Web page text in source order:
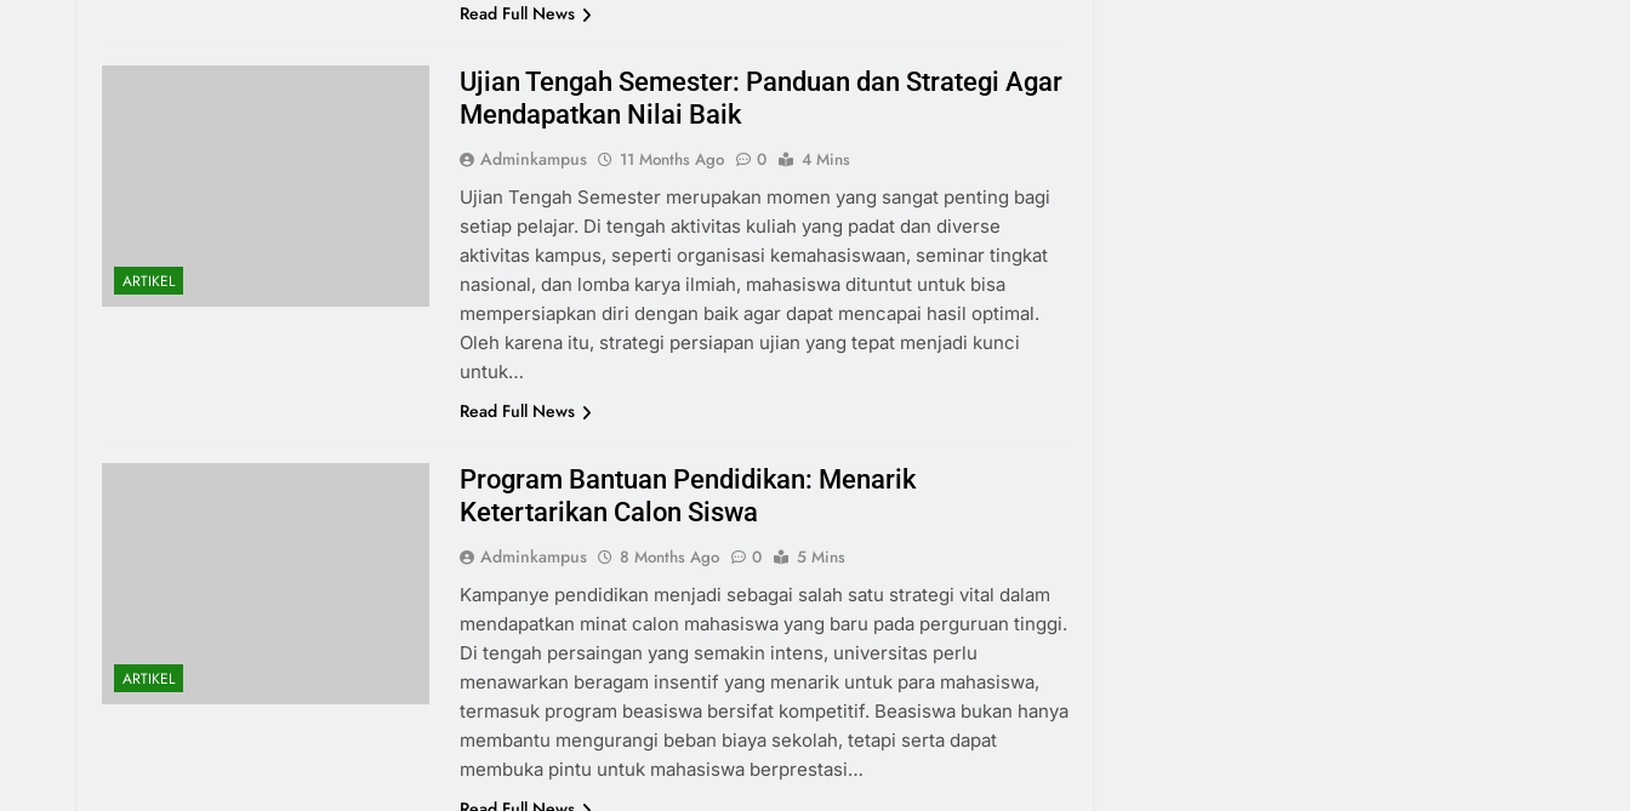
Read Full News
ARTIKEL
Ujian Tengah Semester: Panduan dan Strategi Agar
Mendapatkan Nilai Baik
Adminkampus 11 Months Ago 0
4 Mins
Ujian Tengah Semester merupakan momen yang sangat penting bagi
setiap pelajar. Di tengah aktivitas kuliah yang padat dan diverse
aktivitas kampus, seperti organisasi kemahasiswaan, seminar tingkat
nasional, dan lomba karya ilmiah, mahasiswa dituntut untuk bisa
mempersiapkan diri dengan baik agar dapat mencapai hasil optimal.
Oleh karena itu, strategi persiapan ujian yang tepat menjadi kunci
untuk…
Read Full News
ARTIKEL
Program Bantuan Pendidikan: Menarik
Ketertarikan Calon Siswa
Adminkampus 8 Months Ago 0
5 Mins
Kampanye pendidikan menjadi sebagai salah satu strategi vital dalam
mendapatkan minat calon mahasiswa yang baru pada perguruan tinggi.
Di tengah persaingan yang semakin intens, universitas perlu
menawarkan beragam insentif yang menarik untuk para mahasiswa,
termasuk program beasiswa bersifat kompetitif. Beasiswa bukan hanya
membantu mengurangi beban biaya sekolah, tetapi serta dapat
membuka pintu untuk mahasiswa berprestasi…